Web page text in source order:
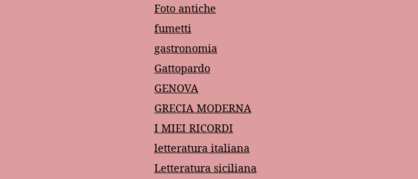
Foto antiche
fumetti
gastronomia
Gattopardo
GENOVA
GRECIA MODERNA
I MIEI RICORDI
letteratura italiana
Letteratura siciliana